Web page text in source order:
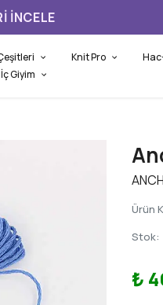
İNCELE
Knit Pro
Giyim
Ürün
Stok:
₺